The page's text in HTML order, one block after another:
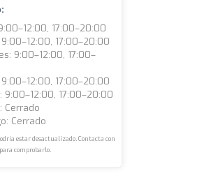
17:00–20:00
17:00–20:00
9:00–12:00, 17:00–
17:00–20:00
9:00–12:00, 17:00–20:00
Cerrado
Cerrado
estar desactualizado. Contacta con
comprobarlo.